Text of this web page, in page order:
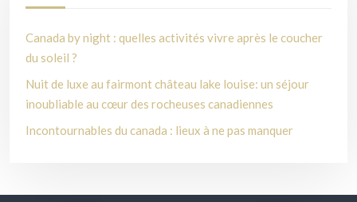
Canada by night : quelles activités vivre après le coucher
du soleil ?
Nuit de luxe au fairmont château lake louise: un séjour
inoubliable au cœur des rocheuses canadiennes
Incontournables du canada : lieux à ne pas manquer